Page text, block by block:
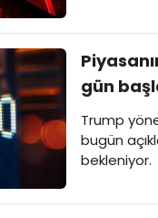
gün
Trump
bugün
bekleniyor.